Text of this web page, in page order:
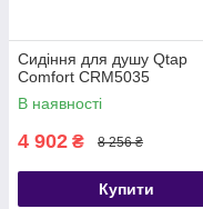
Сидіння для душу Qtap
Comfort CRM5035
В наявності
4 902 ₴ 8 256 ₴
Купити